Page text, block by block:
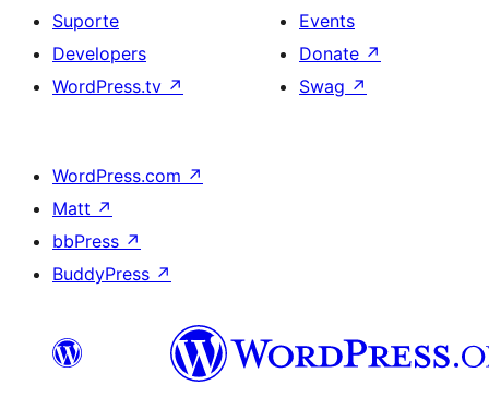
Suporte
Developers
WordPress.tv ↗
Events
Donate ↗
Swag ↗
WordPress.com ↗
Matt ↗
bbPress ↗
BuddyPress ↗